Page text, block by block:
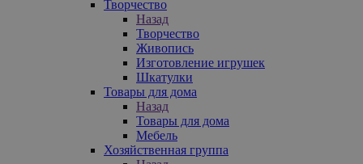
Творчество
Назад
Творчество
Живопись
Изготовление игрушек
Шкатулки
Товары для дома
Назад
Товары для дома
Мебель
Хозяйственная группа